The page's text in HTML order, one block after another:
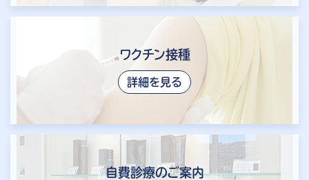
ワクチン接種
詳細を見る
自費診療のご案内